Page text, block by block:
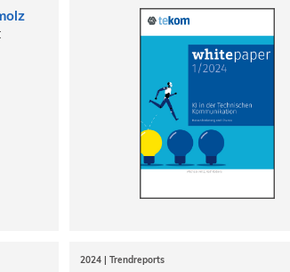
2024 | Trendreports